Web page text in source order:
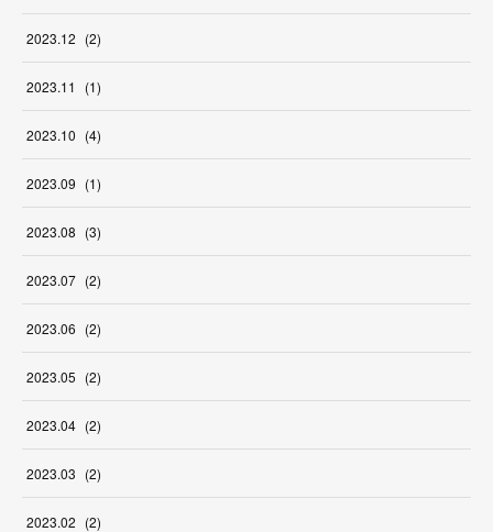
2023.12 (2)
2023.11 (1)
2023.10 (4)
2023.09 (1)
2023.08 (3)
2023.07 (2)
2023.06 (2)
2023.05 (2)
2023.04 (2)
2023.03 (2)
2023.02 (2)